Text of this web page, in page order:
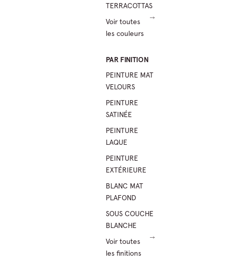
TERRACOTTAS
Voir toutes
les couleurs
PAR FINITION
PEINTURE MAT
VELOURS
PEINTURE
SATINÉE
PEINTURE
LAQUE
PEINTURE
EXTÉRIEURE
BLANC MAT
PLAFOND
SOUS COUCHE
BLANCHE
Voir toutes
les finitions